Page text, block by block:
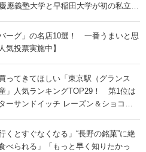
應義塾大学と早稲田大学が初の私立大
ーグ」の名店10選！ 一番うまいと思
気投票実施中】
ってきてほしい「東京駅（グランス
」人気ランキングTOP29！ 第1位は
ーサンドイッチ レーズン＆ショコラ
くとすぐなくなる」“長野の銘菓”に絶
べられる」「もっと早く知りたかっ